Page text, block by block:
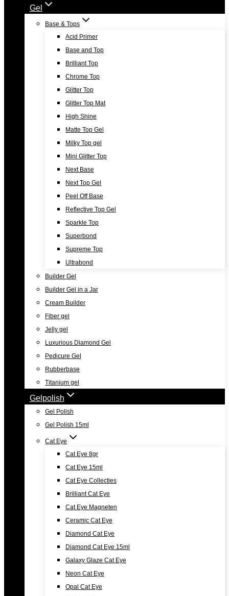
Gel
Base & Tops
Acid Primer
Base and Top
Brilliant Top
Chrome Top
Glitter Top
Glitter Top Mat
High Shine
Matte Top Gel
Milky Top gel
Mini Glitter Top
Next Base
Next Top Gel
Peel Off Base
Reflective Top Gel
Sparkle Top
Superbond
Supreme Top
Ultrabond
Builder Gel
Builder Gel in a Jar
Cream Builder
Fiber gel
Jelly gel
Luxurious Diamond Gel
Pedicure Gel
Rubberbase
Titanium gel
Gelpolish
Gel Polish
Gel Polish 15ml
Cat Eye
Cat Eye 8gr
Cat Eye 15ml
Cat Eye Collecties
Brilliant Cat Eye
Cat Eye Magneten
Ceramic Cat Eye
Diamond Cat Eye
Diamond Cat Eye 15ml
Galaxy Glaze Cat Eye
Neon Cat Eye
Opal Cat Eye